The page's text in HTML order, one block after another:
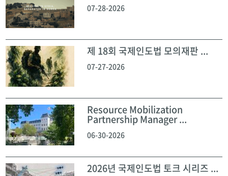
07-28-2026
제 18회 국제인도법 모의재판 ...
07-27-2026
Resource Mobilization
Partnership Manager ...
06-30-2026
2026년 국제인도법 토크 시리즈 ...